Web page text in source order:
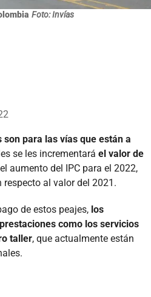
Foto: Invías
para las vías que están a
se les incrementará el valor de
aumento del IPC para el 2022,
respecto al valor del 2021.
de estos peajes, los
como los servicios
taller, que actualmente están